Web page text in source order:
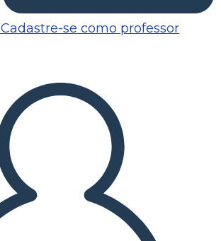
Cadastre-se como professor